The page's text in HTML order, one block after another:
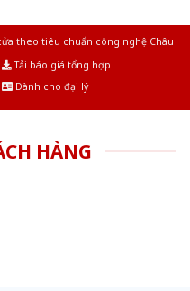
theo tiêu chuẩn công nghệ Châu
Tải báo giá tổng hợp
Dành cho đại lý
HÀNG